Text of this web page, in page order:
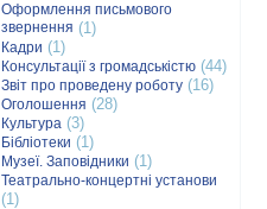
Оформлення письмового
звернення (1)
Кадри (1)
Консультації з громадськістю (44)
Звіт про проведену роботу (16)
Оголошення (28)
Культура (3)
Бібліотеки (1)
Музеї. Заповідники (1)
Театрально-концертні установи
(1)